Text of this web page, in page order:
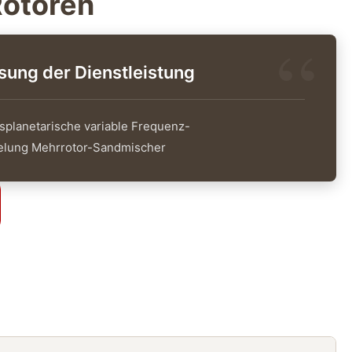
der Dienstleistung
variable Frequenz-
Mehrrotor-Sandmischer